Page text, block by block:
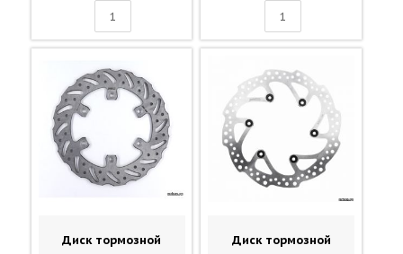
Диск тормозной Диск тормозной